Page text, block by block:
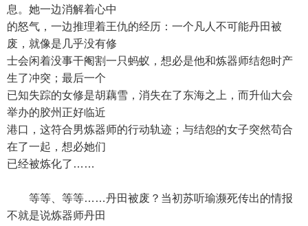
息。她一边消解着心中
的怒气，一边推理着王仇的经历：一个凡人不可能丹田被
废，就像是几乎没有修
士会闲着没事干阉割一只蚂蚁，想必是他和炼器师结怨时产
生了冲突；最后一个
已知失踪的女修是胡藕雪，消失在了东海之上，而升仙大会
举办的胶州正好临近
港口，这符合男炼器师的行动轨迹；与结怨的女子突然苟合
在了一起，想必她们
已经被炼化了……
等等、等等……丹田被废？当初苏听瑜濒死传出的情报
不就是说炼器师丹田